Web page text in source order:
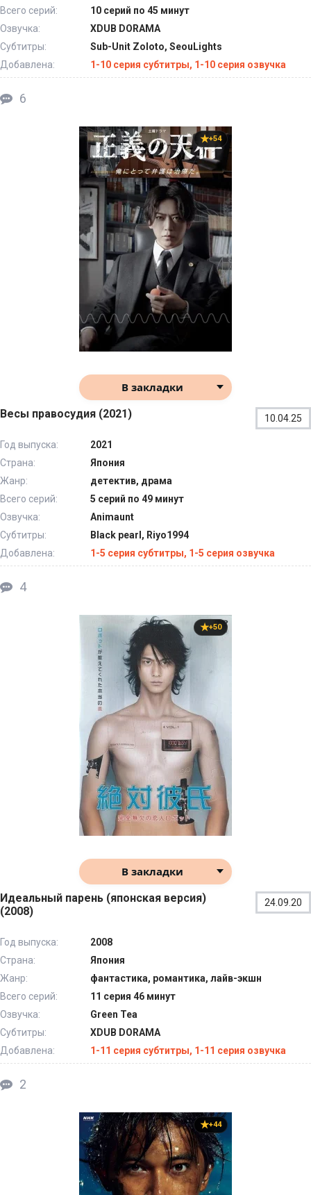
Всего серий:
10 серий по 45 минут
Озвучка:
XDUB DORAMA
Субтитры:
Sub-Unit Zoloto, SeouLights
Добавлена:
1-10 серия субтитры, 1-10 серия озвучка
6
+54
В закладки
Весы правосудия (2021) 10.04.25
Год выпуска:
2021
Страна:
Япония
Жанр:
детектив, драма
Всего серий:
5 серий по 49 минут
Озвучка:
Animaunt
Субтитры:
Black pearl, Riyo1994
Добавлена:
1-5 серия субтитры, 1-5 серия озвучка
4
+50
В закладки
Идеальный парень (японская версия)
(2008)
24.09.20
Год выпуска:
2008
Страна:
Япония
Жанр:
фантастика, романтика, лайв-экшн
Всего серий:
11 серия 46 минут
Озвучка:
Green Tea
Субтитры:
XDUB DORAMA
Добавлена:
1-11 серия субтитры, 1-11 серия озвучка
2
+44